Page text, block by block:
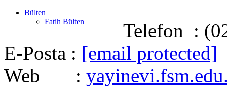
Bülten
Fatih Bülten
Telefon :
E-Posta : [email protected]
Web :